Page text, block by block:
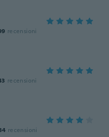
recensioni
recensioni
recensioni